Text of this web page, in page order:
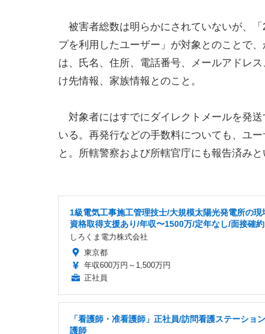
被害者総数は明らかにされていないが、「
プを利用したユーザー」が対象とのことで
は、氏名、住所、電話番号、メールアドレ
け先情報、家族情報とのこと。
対象者にはすでにダイレクトメールを発
いる。再発行などの手数料についても、ユ
と。所轄警察および所轄官庁にも報告済みと
1級電気工事施工管理技士/大規模太陽光発電所の現
資格取得支援あり/年収〜1500万/定年なし/面接確約
しろくま電力株式会社
東京都
年収600万円～1,500万円
正社員
「看護師・准看護師」正社員/訪問看護ステーショ
護師